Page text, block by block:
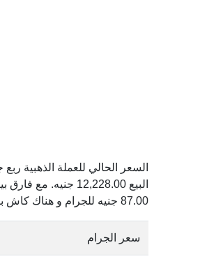
87.00 جنيه للجرام و هناك كاش باك 24.00 جنيه للجرام.
سعر الجرام